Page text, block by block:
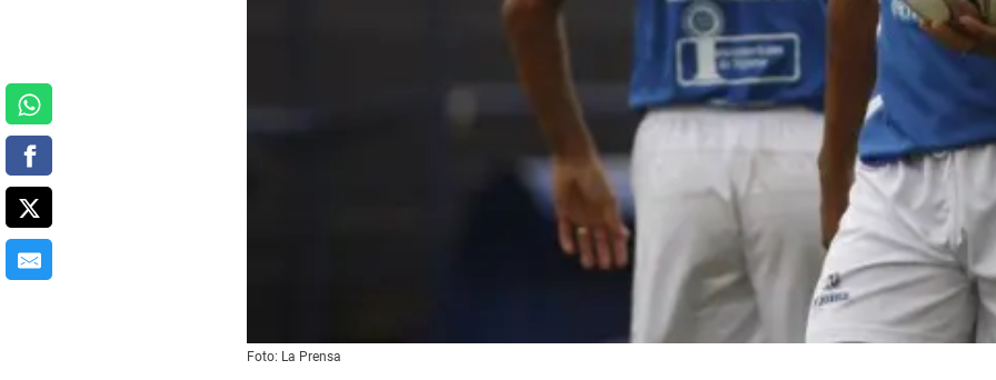
Foto: La Prensa